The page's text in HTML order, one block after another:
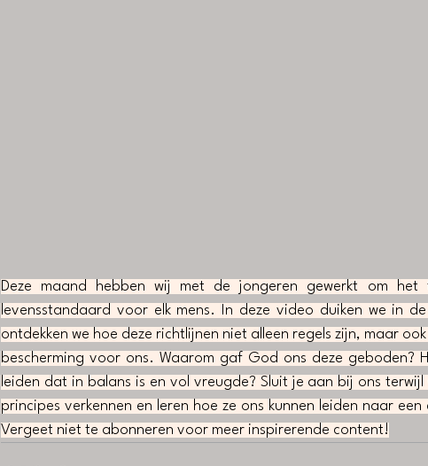
Deze maand hebben wij met de jongeren gewerkt om
levensstandaard voor elk mens. In deze video duiken we in
ontdekken we hoe deze richtlijnen niet alleen regels zijn, maar
bescherming voor ons. Waarom gaf God ons deze geboden?
leiden dat in balans is en vol vreugde? Sluit je aan bij ons
principes verkennen en leren hoe ze ons kunnen leiden naar
Vergeet niet te abonneren voor meer inspirerende content!